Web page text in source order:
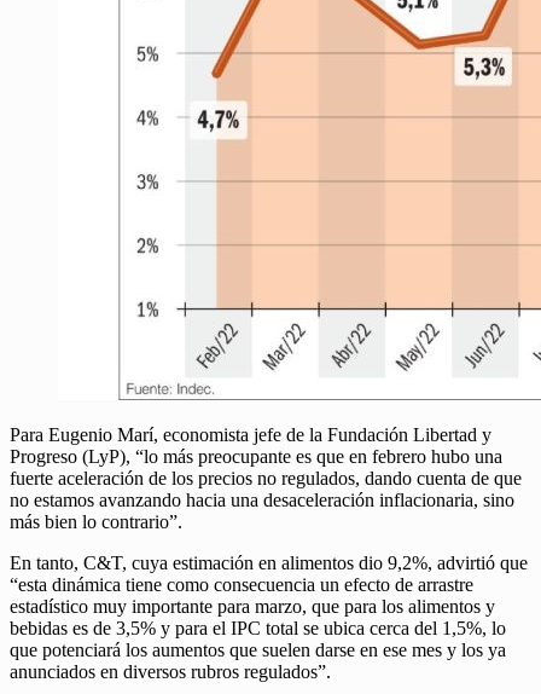
Para Eugenio Marí, economista jefe de la Fundación Libertad y
Progreso (LyP), “lo más preocupante es que en febrero hubo una
fuerte aceleración de los precios no regulados, dando cuenta de que
no estamos avanzando hacia una desaceleración inflacionaria, sino
más bien lo contrario”.
En tanto, C&T, cuya estimación en alimentos dio 9,2%, advirtió que
“esta dinámica tiene como consecuencia un efecto de arrastre
estadístico muy importante para marzo, que para los alimentos y
bebidas es de 3,5% y para el IPC total se ubica cerca del 1,5%, lo
que potenciará los aumentos que suelen darse en ese mes y los ya
anunciados en diversos rubros regulados”.